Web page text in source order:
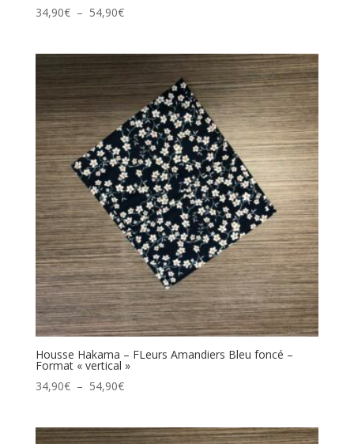
34,90€ – 54,90€Plage
34,90€
54,90€
Housse Hakama – FLeurs Amandiers Bleu foncé –
Format « vertical »
34,90€ – 54,90€Plage
34,90€